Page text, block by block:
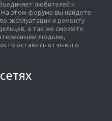
любителей и
На этом форуме вы найдете
эксплуатации и ремонту
а так же сможете
людьми,
оставить отзывы о